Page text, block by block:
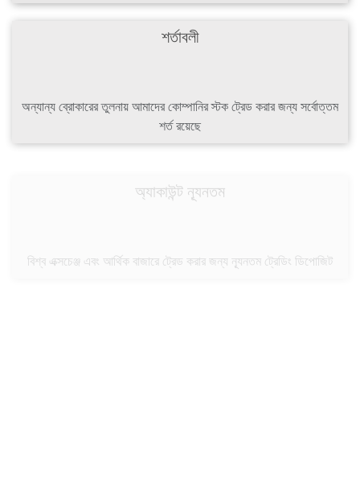
শর্তাবলী
অন্যান্য ব্রোকারের তুলনায় আমাদের কোম্পানির স্টক ট্রেড করার জন্য সর্বোত্তম
শর্ত রয়েছে
সমর্থন